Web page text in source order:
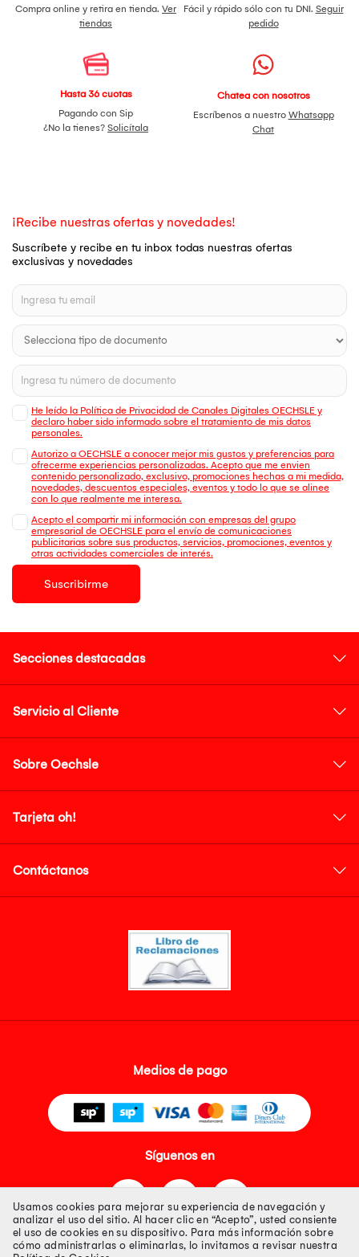
Compra online y retira en tienda. Ver
tiendas
Fácil y rápido sólo con tu DNI. Seguir
pedido
Hasta 36 cuotas
Pagando con Sip
¿No la tienes? Solicítala
Chatea con nosotros
Escríbenos a nuestro Whatsapp
Chat
¡Recibe nuestras ofertas y novedades!
Suscríbete y recibe en tu inbox todas nuestras ofertas
exclusivas y novedades
He leído la Política de Privacidad de Canales Digitales OECHSLE y
declaro haber sido informado sobre el tratamiento de mis datos
personales.
Autorizo a OECHSLE a conocer mejor mis gustos y preferencias para
ofrecerme experiencias personalizadas. Acepto que me envien
contenido personalizado, exclusivo, promociones hechas a mi medida,
novedades, descuentos especiales, eventos y todo lo que se alinee
con lo que realmente me interesa.
Acepto el compartir mi información con empresas del grupo
empresarial de OECHSLE para el envío de comunicaciones
publicitarias sobre sus productos, servicios, promociones, eventos y
otras actividades comerciales de interés.
Suscribirme
Secciones destacadas
Servicio al Cliente
Sobre Oechsle
Tarjeta oh!
Contáctanos
Medios de pago
Síguenos en
Usamos cookies para mejorar su experiencia de navegación y
analizar el uso del sitio. Al hacer clic en “Acepto”, usted consiente
el uso de cookies en su dispositivo. Para más información sobre
cómo administrarlas o eliminarlas, lo invitamos a revisar nuestra